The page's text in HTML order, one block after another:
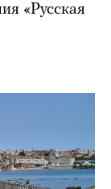
«Русская